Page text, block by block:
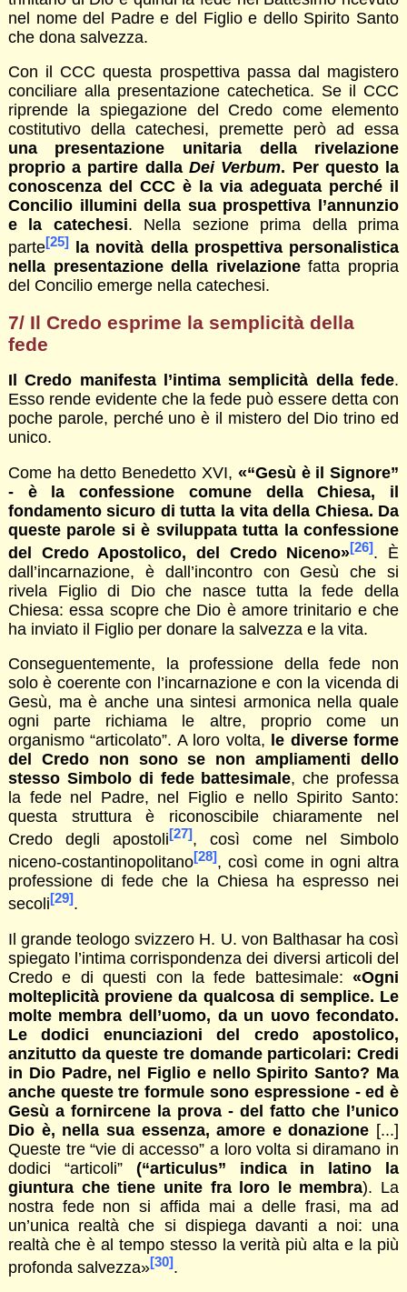
nel nome del Padre e del Figlio e dello Spirito Santo
che dona salvezza.
Con il CCC questa prospettiva passa dal magistero
conciliare alla presentazione catechetica. Se il CCC
riprende la spiegazione del Credo come elemento
costitutivo della catechesi, premette però ad essa
una presentazione unitaria della rivelazione
proprio a partire dalla Dei Verbum. Per questo la
conoscenza del CCC è la via adeguata perché il
Concilio illumini della sua prospettiva l’annunzio
e la catechesi. Nella sezione prima della prima
parte[25]
la novità della prospettiva personalistica
nella presentazione della rivelazionefatta propria
del Concilio emerge nella catechesi.
7/ Il Credo esprime la semplicità della
fede
Il Credo manifesta l’intima semplicità della fede.
Esso rende evidente che la fede può essere detta con
poche parole, perché uno è il mistero del Dio trino ed
unico.
Come ha detto Benedetto XVI, «“Gesù è il Signore”
- è la confessione comune della Chiesa, il
fondamento sicuro di tutta la vita della Chiesa. Da
queste parole si è sviluppata tutta la confessione
del Credo Apostolico, del Credo Niceno»[26]. È
dall’incarnazione, è dall’incontro con Gesù che si
rivela Figlio di Dio che nasce tutta la fede della
Chiesa: essa scopre che Dio è amore trinitario e che
ha inviato il Figlio per donare la salvezza e la vita.
Conseguentemente, la professione della fede non
solo è coerente con l’incarnazione e con la vicenda di
Gesù, ma è anche una sintesi armonica nella quale
ogni parte richiama le altre, proprio come un
organismo “articolato”. A loro volta, le diverse forme
del Credo non sono se non ampliamenti dello
stesso Simbolo di fede battesimale, che professa
la fede nel Padre, nel Figlio e nello Spirito Santo:
questa struttura è riconoscibile chiaramente nel
Credo degli apostoli[27], così come nel Simbolo
niceno-costantinopolitano[28], così come in ogni altra
professione di fede che la Chiesa ha espresso nei
secoli[29].
Il grande teologo svizzero H. U. von Balthasar ha così
spiegato l’intima corrispondenza dei diversi articoli del
Credo e di questi con la fede battesimale:«Ogni
molteplicità proviene da qualcosa di semplice. Le
molte membra dell’uomo, da un uovo fecondato.
Le dodici enunciazioni del credo apostolico,
anzitutto da queste tre domande particolari: Credi
in Dio Padre, nel Figlio e nello Spirito Santo? Ma
anche queste tre formule sono espressione - ed è
Gesù a fornircene la prova - del fatto che l’unico
Dio è, nella sua essenza, amore e donazione [...]
Queste tre “vie di accesso” a loro volta si diramano in
dodici “articoli” (“articulus” indica in latino la
giuntura che tiene unite fra loro le membra). La
nostra fede non si affida mai a delle frasi, ma ad
un’unica realtà che si dispiega davanti a noi: una
realtà che è al tempo stesso la verità più alta e la più
profonda salvezza»[30].